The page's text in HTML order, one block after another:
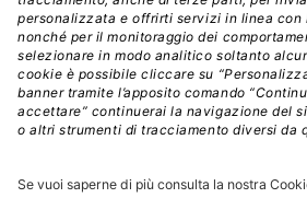
Edra Edizioni
Edizioni LSWR
LSWR Group